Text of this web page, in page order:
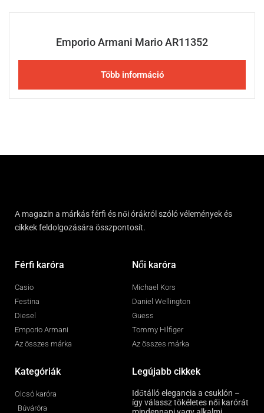
Emporio Armani Mario AR11352
Több információ
A magazin a márkás férfi és női órákról szóló vélemények és
cikkek feldolgozására összpontosít.
Férfi karóra
Casio
Festina
Diesel
Emporio Armani
Az összes márka
Női karóra
Michael Kors
Daniel Wellington
Guess
Tommy Hilfiger
Az összes márka
Kategóriák
Olcsó karóra
Búváróra
Legújabb cikkek
Időtálló elegancia a csuklón –
így válassz tökéletes női karórát